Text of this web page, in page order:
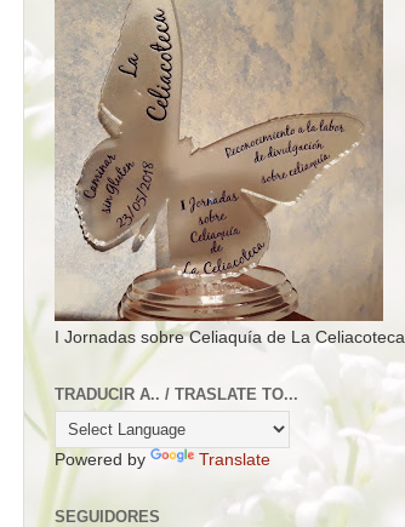
I Jornadas sobre Celiaquía de La Celiacoteca
TRADUCIR A.. / TRASLATE TO...
Powered by Translate
SEGUIDORES